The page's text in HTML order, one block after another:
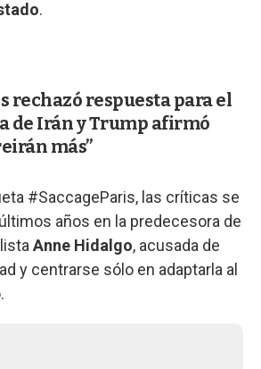
.
rechazó respuesta para el
de Irán y Trump afirmó
más”
#SaccageParis, las críticas se
años en la predecesora de
Anne Hidalgo, acusada de
y centrarse sólo en adaptarla al